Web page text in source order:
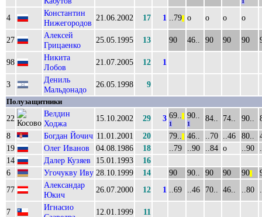
4
Константин
Нижегородов
21.06.2002 17 1 ..79 о о о о
27
Алексей
Грицаенко
25.05.1995 13 90 46.. 90 90 90
98
Никита
Лобов
21.07.2005 12 1
3
Дениль
Мальдонадо
26.05.1998 9
Полузащитники
22
Велдин
Ходжа
15.10.2002 29 3 69..
1
90..
1
84.. 74.. 90..
8
Богдан Йочич 11.01.2001 20 79.. 46.. ..70 ..46 80..
19
Олег Иванов 04.08.1986 18 ..79 ..90 ..84 о ..90
14
Далер Кузяев 15.01.1993
16
6
Угочукву Иву 28.10.1999 14 90 90.. 90 90 90
77
Александар
Юкич
26.07.2000 12 1 ..69 ..46 70.. 46.. ..80
7
Игнасио
12.01.1999 11